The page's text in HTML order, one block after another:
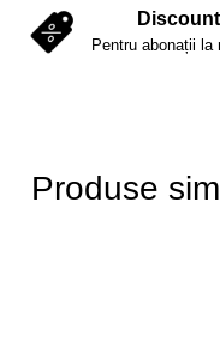
Pentru abonații la
Produse